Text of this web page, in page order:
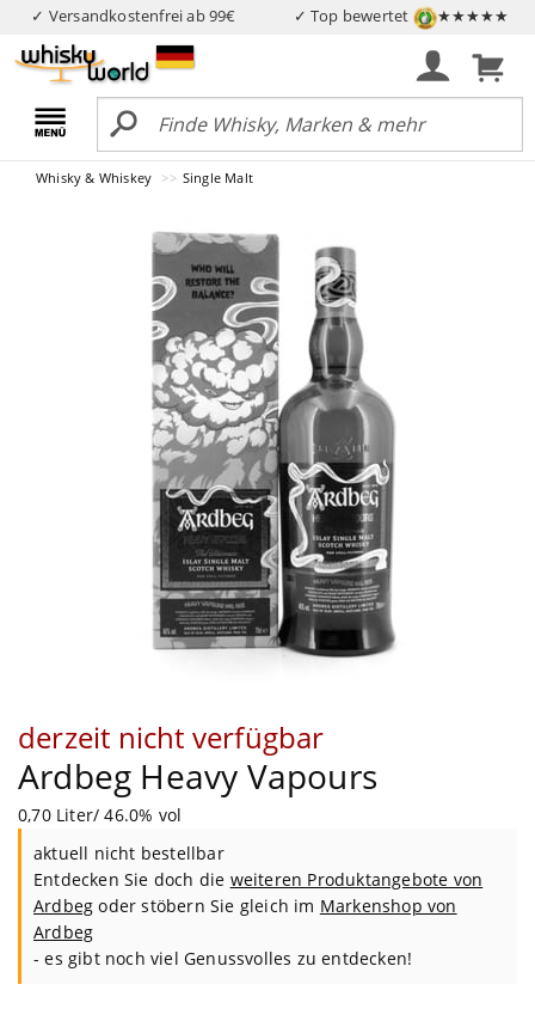
✓ Versandkostenfrei ab 99€ ✓ Top bewertet ★★★★★
Whisky & Whiskey Single Malt
derzeit nicht verfügbar
Ardbeg Heavy Vapours
0,70 Liter/ 46.0% vol
aktuell nicht bestellbar
Entdecken Sie doch die weiteren Produktangebote von
Ardbeg oder stöbern Sie gleich im Markenshop von
Ardbeg
- es gibt noch viel Genussvolles zu entdecken!